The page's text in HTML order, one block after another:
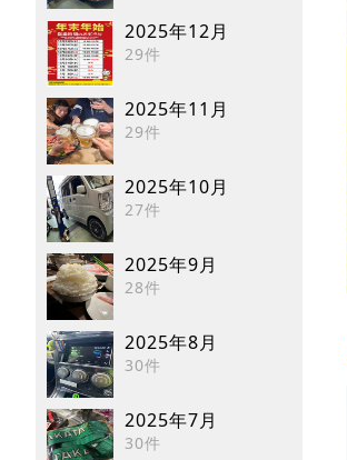
2025年12月
29件
2025年11月
29件
2025年10月
27件
2025年9月
28件
2025年8月
30件
2025年7月
30件